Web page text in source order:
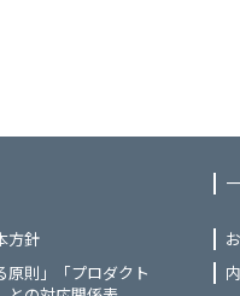
方針
原則」「プロダクト